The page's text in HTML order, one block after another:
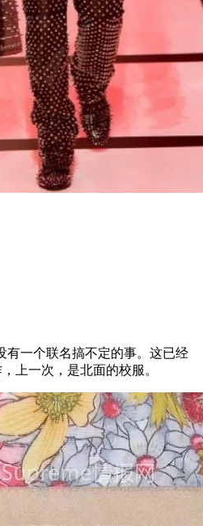
一个联名搞不定的事。这已经
上一次，是北面的校服。